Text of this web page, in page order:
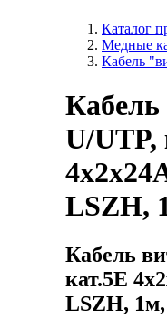
Каталог
Медные
Кабель
Кабель
U/UTP,
LSZH,
Кабель
кат.5E
LSZH,